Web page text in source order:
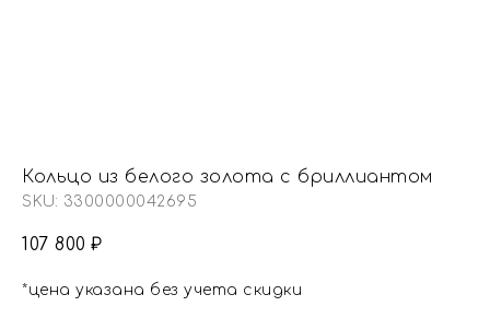
Кольцо из белого золота с бриллиантом
SKU: 3300000042695
107 800 ₽
*цена указана без учета скидки